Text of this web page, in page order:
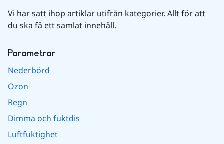
Vi har satt ihop artiklar utifrån kategorier. Allt för att
du ska få ett samlat innehåll.
Parametrar
Nederbörd
Ozon
Regn
Dimma och fuktdis
Luftfuktighet